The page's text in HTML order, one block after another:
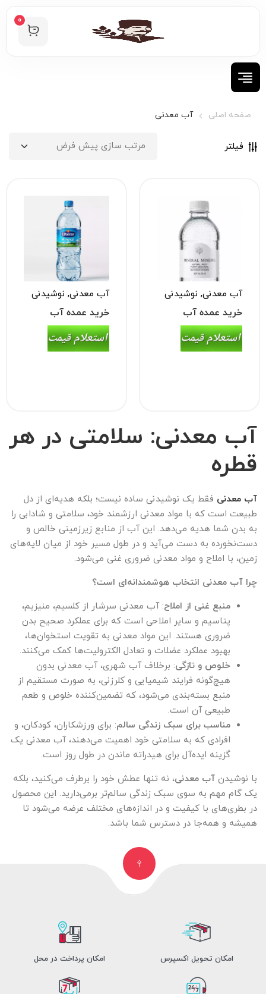
0
صفحه اصلی آب معدنی
فیلتر
آب معدنی, نوشیدنی
خرید عمده آب
معدنی نیم لیتری
(۵۰۰ سی سی)
آب معدنی, نوشیدنی
خرید عمده آب
معدنی ۱.۵ لیتری
بطری
آب معدنی: سلامتی در هر
قطره
آب معدنی فقط یک نوشیدنی ساده نیست؛ بلکه هدیه‌ای از دل
طبیعت است که با مواد معدنی ارزشمند خود، سلامتی و شادابی را
به بدن شما هدیه می‌دهد. این آب از منابع زیرزمینی خالص و
دست‌نخورده به دست می‌آید و در طول مسیر خود از میان لایه‌های
زمین، با املاح و مواد معدنی ضروری غنی می‌شود.
چرا آب معدنی انتخاب هوشمندانه‌ای است؟
منبع غنی از املاح: آب معدنی سرشار از کلسیم، منیزیم،
پتاسیم و سایر املاحی است که برای عملکرد صحیح بدن
ضروری هستند. این مواد معدنی به تقویت استخوان‌ها،
بهبود عملکرد عضلات و تعادل الکترولیت‌ها کمک می‌کنند.
خلوص و تازگی: برخلاف آب شهری، آب معدنی بدون
هیچ‌گونه فرایند شیمیایی و کلرزنی، به صورت مستقیم از
منبع بسته‌بندی می‌شود، که تضمین‌کننده خلوص و طعم
طبیعی آن است.
مناسب برای سبک زندگی سالم: برای ورزشکاران، کودکان، و
افرادی که به سلامتی خود اهمیت می‌دهند، آب معدنی یک
گزینه ایده‌آل برای هیدراته ماندن در طول روز است.
با نوشیدن آب معدنی، نه تنها عطش خود را برطرف می‌کنید، بلکه
یک گام مهم به سوی سبک زندگی سالم‌تر برمی‌دارید. این محصول
در بطری‌های با کیفیت و در اندازه‌های مختلف عرضه می‌شود تا
همیشه و همه‌جا در دسترس شما باشد.
امکان تحویل اکسپرس امکان پرداخت در محل